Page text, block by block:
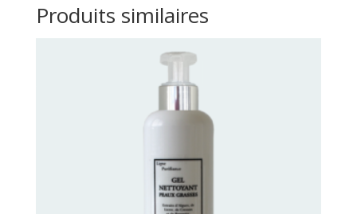
Produits similaires